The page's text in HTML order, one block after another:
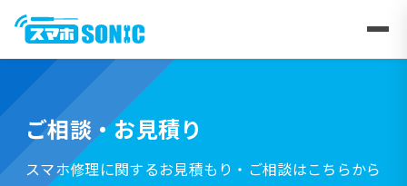
ご相談・お見積り
スマホ修理に関するお見積もり・ご相談はこちらから